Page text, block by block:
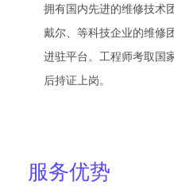
拥有国内先进的维修技术
戴尔、等科技企业的维修
进驻平台。工程师考取国
后持证上岗。
服务优势